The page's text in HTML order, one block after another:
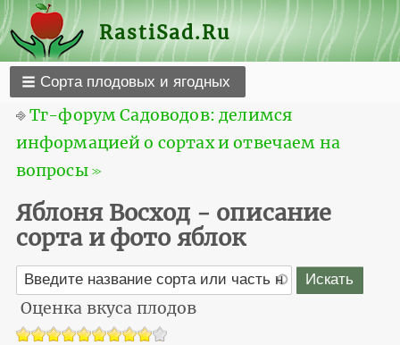
RastiSad.Ru
Сорта плодовых и ягодных
⎆Тг-форум Садоводов: делимся
информацией о сортах и отвечаем на
вопросы ≫
Яблоня Восход - описание
сорта и фото яблок
Оценка вкуса плодов